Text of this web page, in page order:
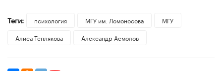
Теги: психология МГУ им. Ломоносова
МГУ
​Алиса Теплякова
Александр Асмолов